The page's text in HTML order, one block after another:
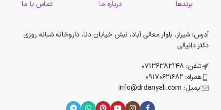
برندها درباره ما تماس با ما
آدرس: شیراز، بلوار معالی آباد، نبش خیابان دنا، داروخانه شبانه روزی
دکتر دانیالی
تلفن: 07136383148
همراه: 09170621682
ایمیل: info@drdanyali.com